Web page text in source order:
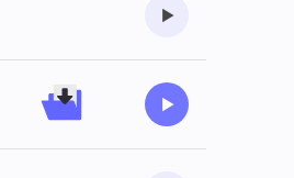
수강준비
수강준비